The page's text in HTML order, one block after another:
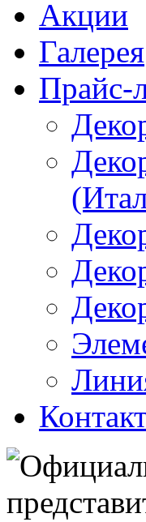
Акции
Галерея
Прайс-